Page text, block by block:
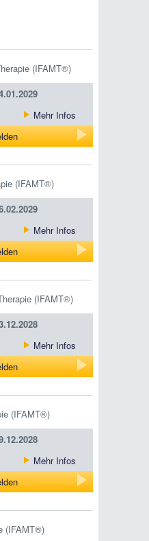
(IFAMT®)
Mehr Infos
(IFAMT®)
Mehr Infos
(IFAMT®)
Mehr Infos
(IFAMT®)
Mehr Infos
(IFAMT®)